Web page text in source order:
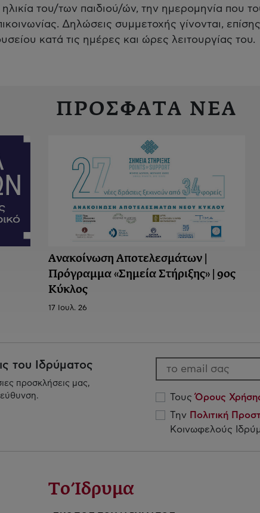
του/των παιδιού/ών, την ημερομηνία που
Δηλώσεις συμμετοχής γίνονται,
κατά τις ημέρες και ώρες λειτουργίας του.
ΠΡΟΣΦΑΤΑ ΝΕΑ
Ανακοίνωση Aποτελεσμάτων |
Πρόγραμμα «Σημεία Στήριξης» | 9ος
Κύκλος
17 Ιουλ. 26
του Ιδρύματος
προσκλήσεις μας,
ΤουςΌρους
Την Πολιτική
Κοινωφελούς
Το Ίδρυμα